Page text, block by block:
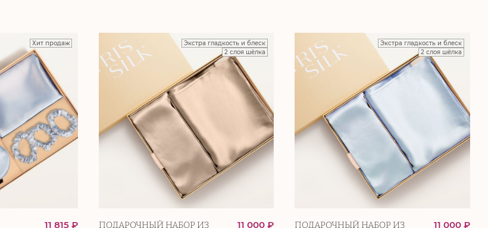
Хит продаж
11 815 ₽
Экстра гладкость и блеск
2 слоя шёлка
ПОДАРОЧНЫЙ НАБОР ИЗ
11 000 ₽
Экстра гладкость и блеск
2 слоя шёлка
ПОДАРОЧНЫЙ НАБОР ИЗ
11 000 ₽